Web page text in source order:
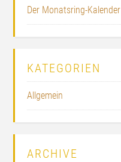
Der Monatsring-Kalender
KATEGORIEN
Allgemein
ARCHIVE